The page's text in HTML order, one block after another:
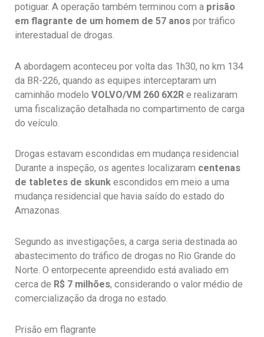
potiguar. A operação também terminou com a prisão
em flagrante de um homem de 57 anos por tráfico
interestadual de drogas.
A abordagem aconteceu por volta das 1h30, no km 134
da BR-226, quando as equipes interceptaram um
caminhão modelo VOLVO/VM 260 6X2R e realizaram
uma fiscalização detalhada no compartimento de carga
do veículo.
Drogas estavam escondidas em mudança residencial
Durante a inspeção, os agentes localizaram centenas
de tabletes de skunk escondidos em meio a uma
mudança residencial que havia saído do estado do
Amazonas.
Segundo as investigações, a carga seria destinada ao
abastecimento do tráfico de drogas no Rio Grande do
Norte. O entorpecente apreendido está avaliado em
cerca de R$ 7 milhões, considerando o valor médio de
comercialização da droga no estado.
Prisão em flagrante